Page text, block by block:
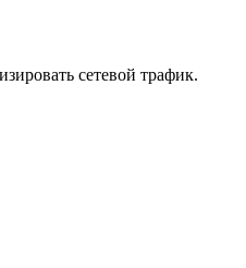
сетевой трафик.